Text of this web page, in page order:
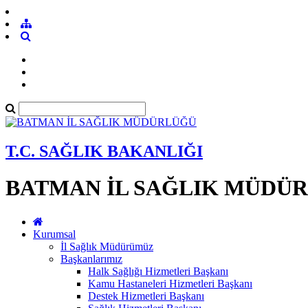
T.C. SAĞLIK BAKANLIĞI
BATMAN İL SAĞLIK
Kurumsal
İl Sağlık Müdürümüz
Başkanlarımız
Halk Sağlığı Hizmetleri Başkanı
Kamu Hastaneleri Hizmetleri Başkanı
Destek Hizmetleri Başkanı